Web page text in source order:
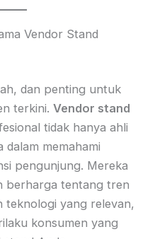
Vendor Stand
dan penting untuk
terkini. Vendor stand
tidak hanya ahli
memahami
pengunjung. Mereka
berharga tentang tren
teknologi yang relevan,
konsumen yang